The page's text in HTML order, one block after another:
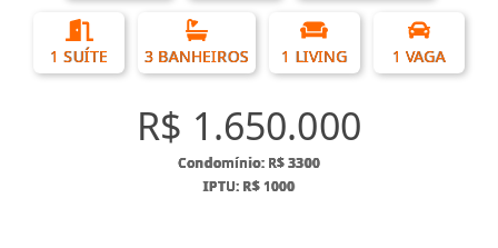
1 SUÍTE 3 BANHEIROS 1 LIVING 1 VAGA
R$ 1.650.000
Condomínio: R$ 3300
IPTU: R$ 1000